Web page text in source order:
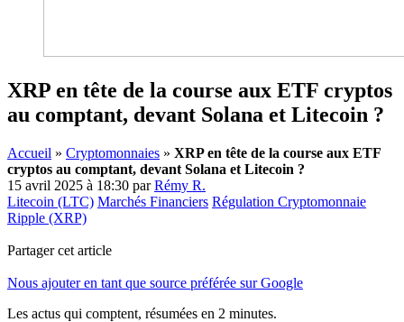
XRP en tête de la course aux ETF cryptos
au comptant, devant Solana et Litecoin ?
Accueil » Cryptomonnaies » XRP en tête de la course aux ETF
cryptos au comptant, devant Solana et Litecoin ?
15 avril 2025 à 18:30 parRémy R.
Litecoin (LTC) Marchés Financiers Régulation Cryptomonnaie
Ripple (XRP)
Partager cet article
Nous ajouter en tant que source préférée sur Google
Les actus qui comptent, résumées en 2 minutes.